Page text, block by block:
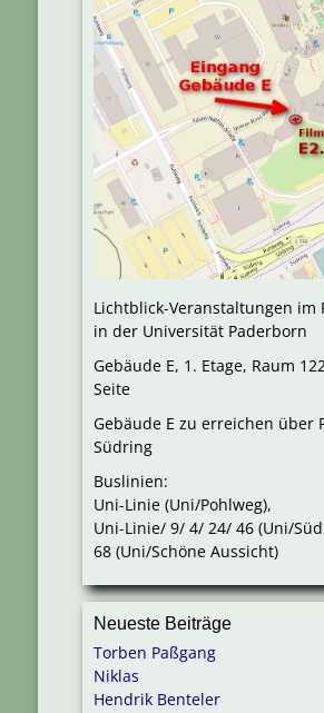
Lichtblick-Veranstaltungen im
in der Universität Paderborn
Gebäude E, 1. Etage, Raum
Seite
Gebäude E zu erreichen über
Südring
Buslinien:
Uni-Linie (Uni/Pohlweg),
Uni-Linie/ 9/ 4/ 24/ 46 (Uni/
68 (Uni/Schöne Aussicht)
Neueste Beiträge
Torben Paßgang
Niklas
Hendrik Benteler